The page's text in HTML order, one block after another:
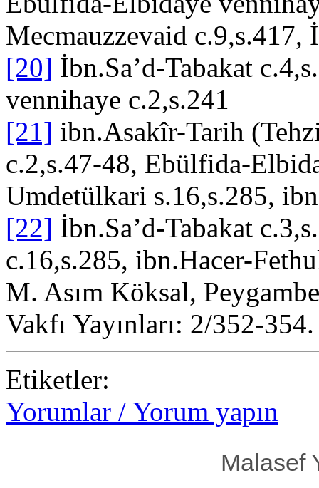
Mecmauzzevaid c.9,s.417,
[20] İbn.Sa’d-Tabakat
vennihaye c.2,s.241
[21] ibn.Asakîr-Tarih
c.2,s.47-48, Ebülfida-
Umdetülkari s.16,s.285,
[22] İbn.Sa’d-Tabakat
c.16,s.285, ibn.Hacer-
M. Asım Köksal,
Vakfı Yayınları: 2/352-354.
Etiketler:
Yorumlar / Yorum yapın
Malasef